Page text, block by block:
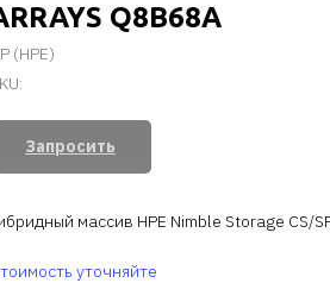
Q8B68A
(HPE)
Запросить
массив HPE Nimble Storage CS/
уточняйте